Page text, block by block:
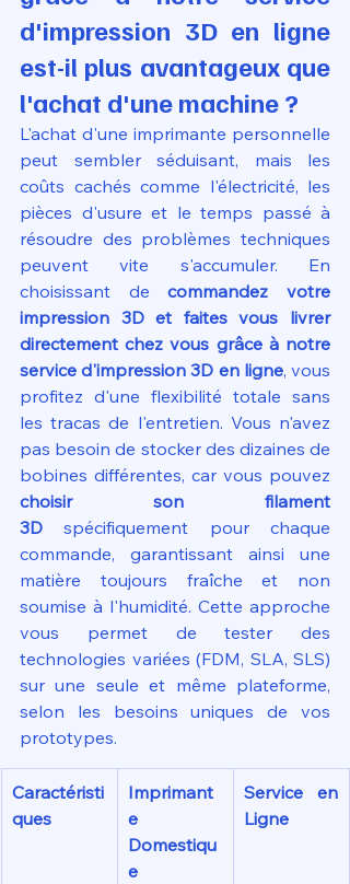
d'impression 3D en ligne
est-il plus avantageux que
l'achat d'une machine ?
L'achat d'une imprimante personnelle
peut sembler séduisant, mais les
coûts cachés comme l'électricité, les
pièces d'usure et le temps passé à
résoudre des problèmes techniques
peuvent vite s'accumuler. En
choisissant de commandez votre
impression 3D et faites vous livrer
directement chez vous grâce à notre
service d'impression 3D en ligne, vous
profitez d'une flexibilité totale sans
les tracas de l'entretien. Vous n'avez
pas besoin de stocker des dizaines de
choisir son filament
3D spécifiquement pour chaque
commande, garantissant ainsi une
matière toujours fraîche et non
soumise à l'humidité. Cette approche
vous permet de tester des
technologies variées (FDM, SLA, SLS)
sur une seule et même plateforme,
selon les besoins uniques de vos
prototypes.
Caractéristi
ques
Imprimant
e
Domestiqu
e
Service en
Ligne